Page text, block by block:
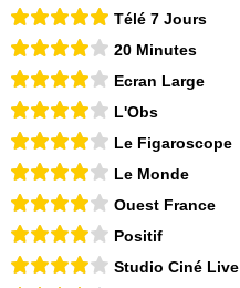
Télé 7 Jours
20 Minutes
Ecran Large
L'Obs
Le Figaroscope
Le Monde
Ouest France
Positif
Studio Ciné Live